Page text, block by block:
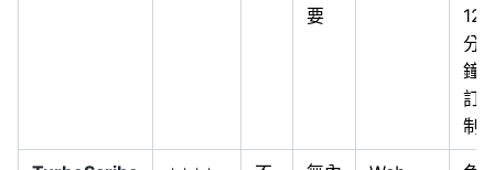
要
120
分
鐘
訂
制